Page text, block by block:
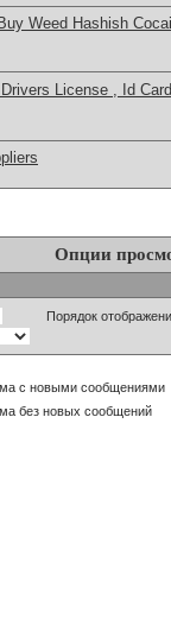
Weed Hashish
License , Id
Опции
Порядок
с новыми сообщениями
без новых сообщений